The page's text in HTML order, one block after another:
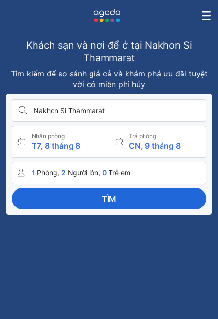
Khách sạn và nơi để ở tại Nakhon Si
Thammarat
Tìm kiếm để so sánh giá cả và khám phá ưu đãi tuyệt
vời có miễn phí hủy
Nakhon Si Thammarat
Nhận phòng
T7, 8 tháng 8
Trả phòng
CN, 9 tháng 8
1 Phòng, 2 Người lớn, 0 Trẻ em
TÌM